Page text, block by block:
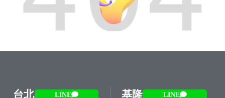
台北 LINE 基隆 LINE